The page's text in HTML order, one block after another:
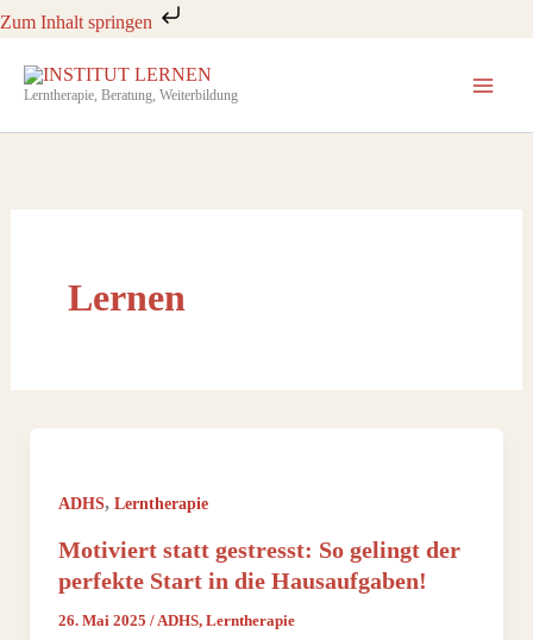
Zum Inhalt springen
Zum
springen
Lerntherapie, Beratung, Weiterbildung
Lernen
ADHS, Lerntherapie
Motiviert statt gestresst: So gelingt der
perfekte Start in die Hausaufgaben!
26. Mai 2025 / ADHS, Lerntherapie